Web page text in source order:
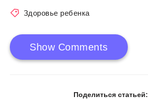
Здоровье ребенка
Show Comments
Поделиться статьей: